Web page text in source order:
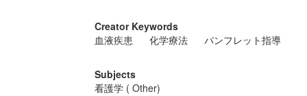
Creator Keywords
血液疾患
化学療法 パンフレット指導
Subjects
看護学 ( Other)